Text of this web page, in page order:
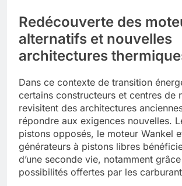
Redécouverte des
alternatifs et nouvelles
architectures
Dans ce contexte de transition
certains constructeurs et centres de
revisitent des architectures
répondre aux exigences nouvelles.
pistons opposés, le moteur Wankel
générateurs à pistons libres
d’une seconde vie, notamment
possibilités offertes par les